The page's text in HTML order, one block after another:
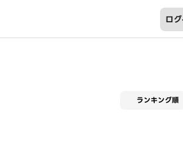
ロ
ランキング順